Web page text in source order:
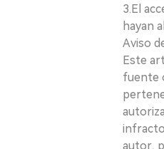
3.El
hayan
Aviso
Este
fuente
autor,